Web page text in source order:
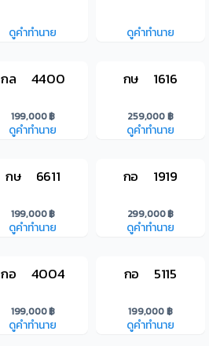
ดูคำทำนาย ดูคำทำนาย
กล 4400
199,000 ฿
ดูคำทำนาย
กษ 1616
259,000 ฿
ดูคำทำนาย
กษ 6611
199,000 ฿
ดูคำทำนาย
กอ 1919
299,000 ฿
ดูคำทำนาย
กอ 4004
199,000 ฿
ดูคำทำนาย
กอ 5115
199,000 ฿
ดูคำทำนาย